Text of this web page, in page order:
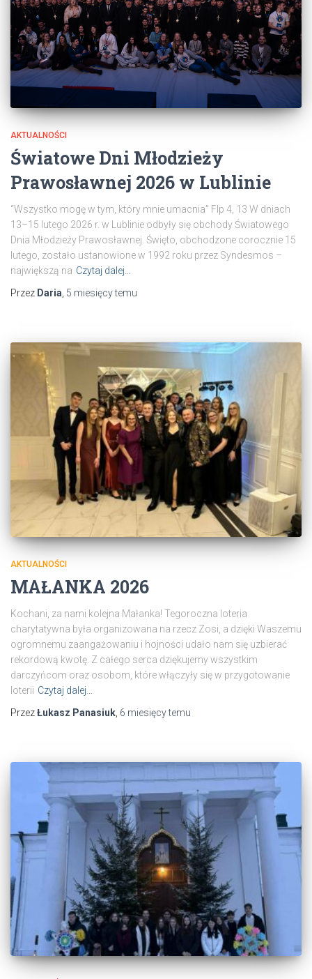
AKTUALNOŚCI
Światowe Dni Młodzieży
Prawosławnej 2026 w Lublinie
“Wszystko mogę w tym, który mnie umacnia” Flp 4, 13 W dniach
13–15 lutego 2026 r. w Lublinie odbyły się obchody Światowego
Dnia Młodzieży Prawosławnej. Święto, obchodzone corocznie 15
lutego, zostało ustanowione w 1992 roku przez Syndesmos –
największą na Czytaj dalej…
Przez Daria 5 miesięcytemu
AKTUALNOŚCI
MAŁANKA 2026
Kochani, za nami kolejna Małanka! Tegoroczna loteria
charytatywna była organizowana na rzecz Zosi, a dzięki Waszemu
ogromnemu zaangażowaniu i hojności udało nam się uzbierać
rekordową kwotę. Z całego serca dziękujemy wszystkim
darczyńcom oraz osobom, które włączyły się w przygotowanie
loterii Czytaj dalej…
PrzezŁukasz Panasiuk 6 miesięcytemu